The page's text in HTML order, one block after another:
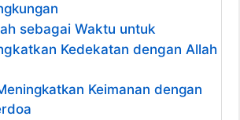
sebagai Waktu untuk
Kedekatan dengan Allah
Keimanan dengan